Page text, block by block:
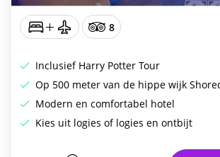
8
Inclusief Harry Potter Tour
Op 500 meter van de hippe wijk
Modern en comfortabel hotel
Kies uit logies of logies en ontbijt